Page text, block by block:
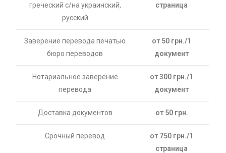
греческий с/на украинский,
русский
страница
Заверение перевода печатью
бюро переводов
от 50 грн./1
документ
Нотариальное заверение
перевода
от 300 грн./1
документ
Доставка документов от 50 грн.
Срочный перевод
от 750 грн./1
страница